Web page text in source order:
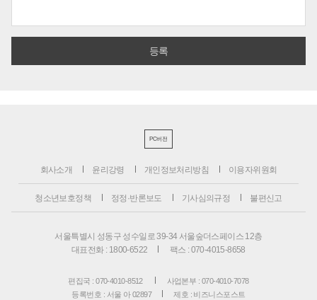
PC버전
회사소개 윤리강령 개인정보처리방침 이용자위원회
청소년보호정책 정정·반론보도 기사심의규정 불편신고
서울특별시 성동구 성수일로 39-34 서울숲더스페이스 12층
대표전화 : 1800-6522
팩스 : 070-4015-8658
편집국 : 070-4010-8512
사업본부 : 070-4010-7078
등록번호 : 서울 아 02897
제호 : 비즈니스포스트